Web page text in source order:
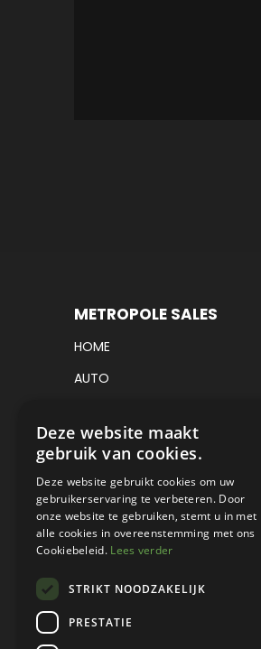
METROPOLE SALES
HOME
AUTO
VERKOCHT
DETAILING
WERKPLAATS EN RESTAURATIE
PARTS
CONTACT
Deze website maakt
gebruik van cookies.
Deze website gebruikt cookies om uw
gebruikerservaring te verbeteren. Door
onze website te gebruiken, stemt u in met
alle cookies in overeenstemming met ons
Cookiebeleid. Lees verder
STRIKT NOODZAKELIJK
PRESTATIE